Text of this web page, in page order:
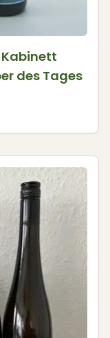
Kabinett
des Tages